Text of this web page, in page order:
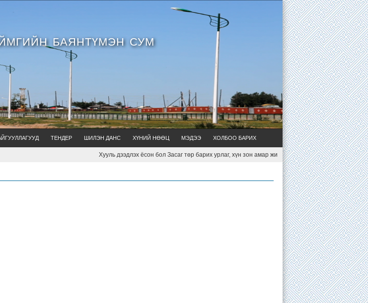
БАЯНТҮМЭН СУМ
ТЕНДЕР ШИЛЭН ДАНС ХҮНИЙ НӨӨЦ МЭДЭЭ ХОЛБОО БАРИХ
Хууль дээдлэх ёсон бол Засаг төр барих урлаг, хүн зон амар жимир амьдархуйн арга ухаан мөн.